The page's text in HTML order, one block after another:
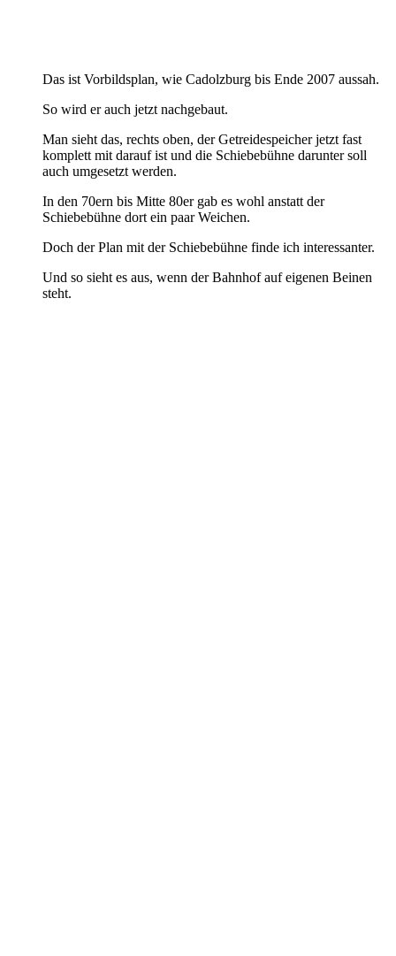
Das ist Vorbildsplan, wie Cadolzburg bis Ende 2007 aussah.
So wird er auch jetzt nachgebaut.
Man sieht das, rechts oben, der Getreidespeicher jetzt fast
komplett mit darauf ist und die Schiebebühne darunter soll
auch umgesetzt werden.
In den 70ern bis Mitte 80er gab es wohl anstatt der
Schiebebühne dort ein paar Weichen.
Doch der Plan mit der Schiebebühne finde ich interessanter.
Und so sieht es aus, wenn der Bahnhof auf eigenen Beinen
steht.